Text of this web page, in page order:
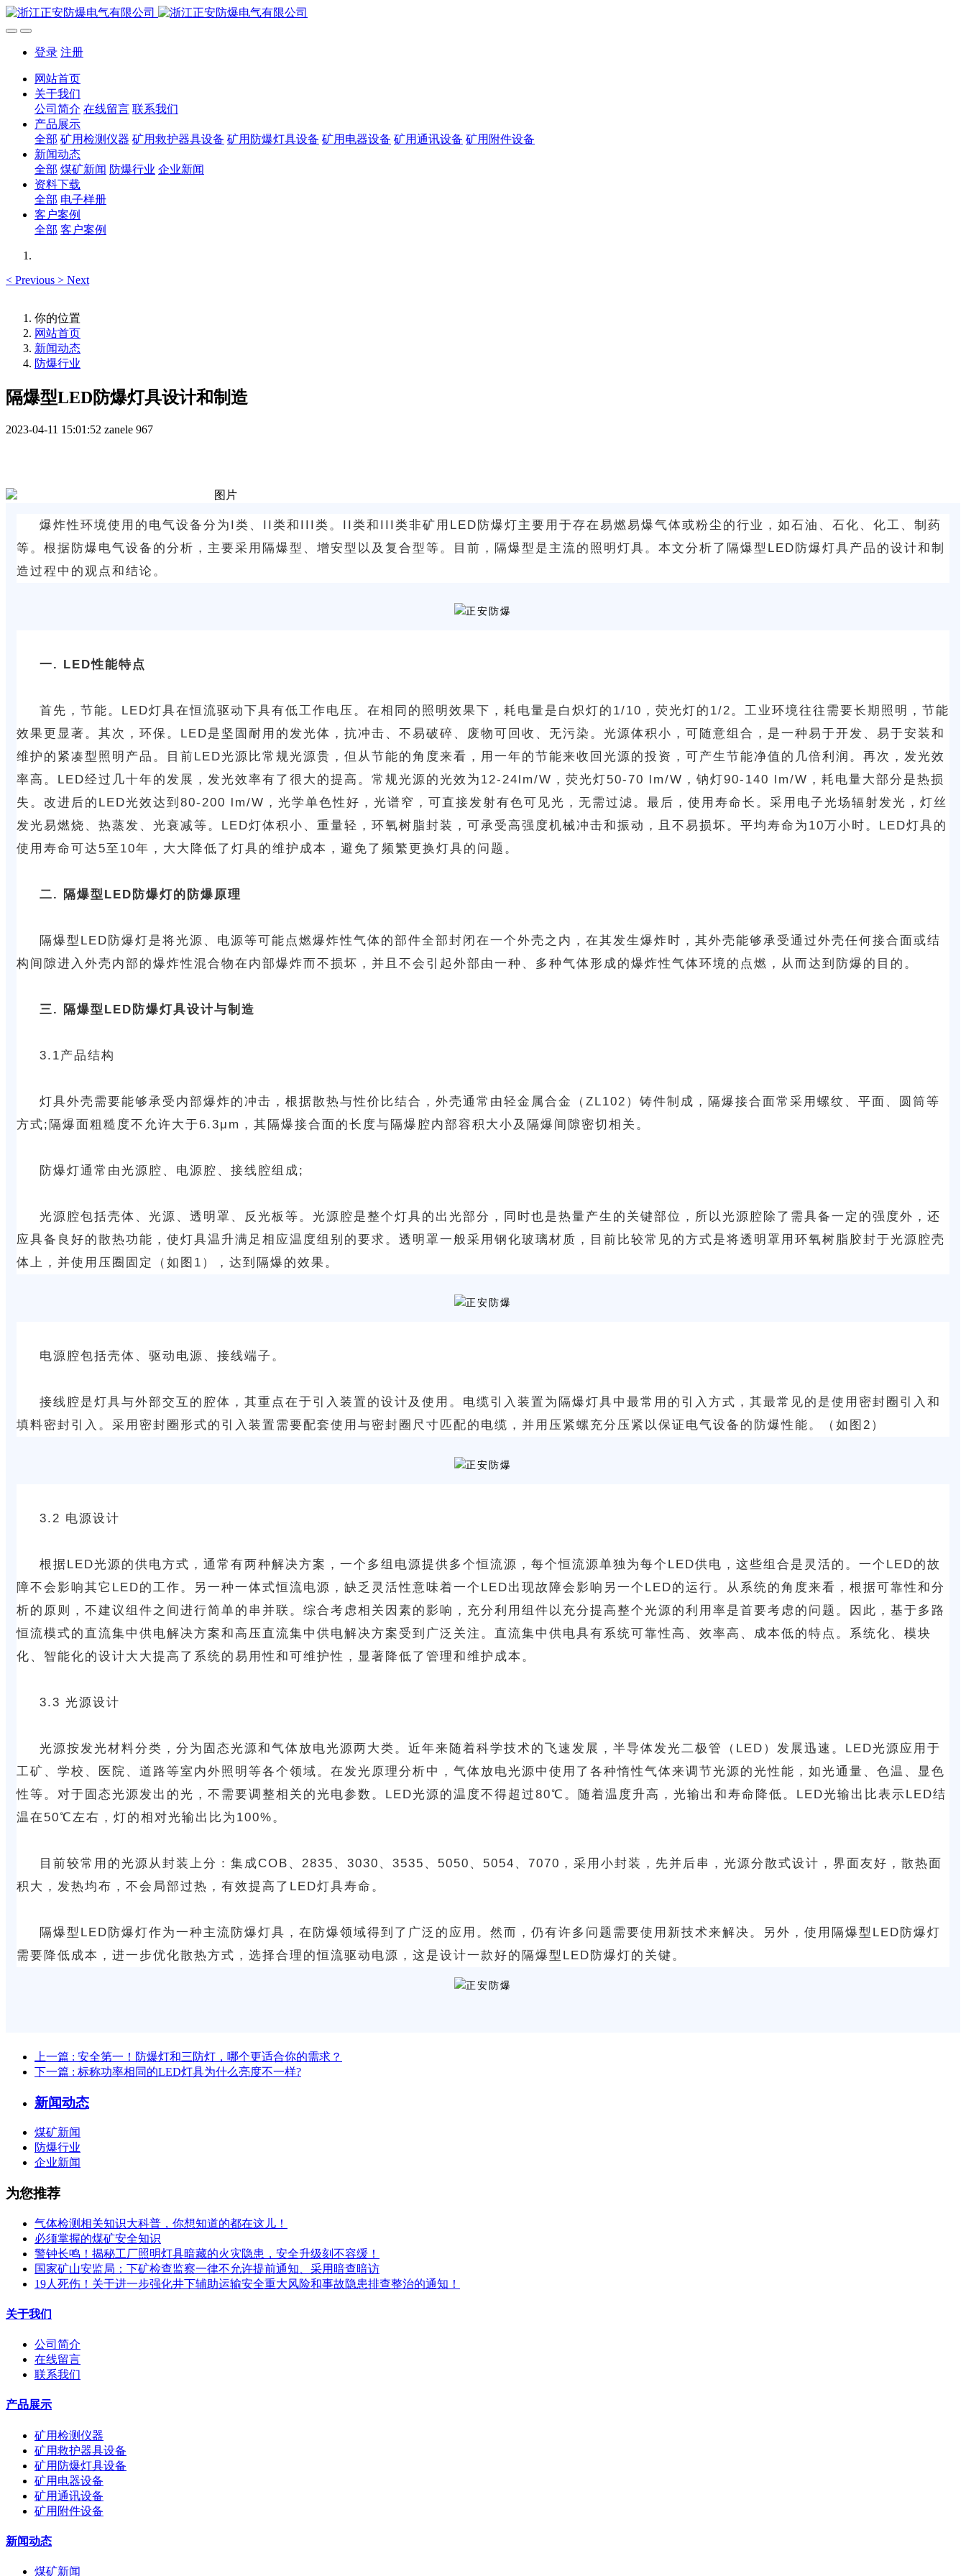
登录 注册
网站首页
关于我们
公司简介 在线留言 联系我们
产品展示
全部 矿用检测仪器 矿用救护器具设备 矿用防爆灯具设备 矿用电器设备 矿用通讯设备 矿用附件设备
新闻动态
全部 煤矿新闻 防爆行业 企业新闻
资料下载
全部 电子样册
客户案例
全部 客户案例
< Previous > Next
你的位置
网站首页
新闻动态
防爆行业
隔爆型LED防爆灯具设计和制造
2023-04-11 15:01:52 zanele 967
爆炸性环境使用的电气设备分为I类、II类和III类。II类和III类非矿用LED防爆灯主要用于存在易燃易爆气体或粉尘的行业，如石油、石化、化工、制药
等。根据防爆电气设备的分析，主要采用隔爆型、增安型以及复合型等。目前，隔爆型是主流的照明灯具。本文分析了隔爆型LED防爆灯具产品的设计和制
造过程中的观点和结论。
一. LED性能特点
首先，节能。LED灯具在恒流驱动下具有低工作电压。在相同的照明效果下，耗电量是白炽灯的1/10，荧光灯的1/2。工业环境往往需要长期照明，节能
效果更显著。其次，环保。LED是坚固耐用的发光体，抗冲击、不易破碎、废物可回收、无污染。光源体积小，可随意组合，是一种易于开发、易于安装和
维护的紧凑型照明产品。目前LED光源比常规光源贵，但从节能的角度来看，用一年的节能来收回光源的投资，可产生节能净值的几倍利润。再次，发光效
率高。LED经过几十年的发展，发光效率有了很大的提高。常规光源的光效为12-24lm/W，荧光灯50-70 lm/W，钠灯90-140 lm/W，耗电量大部分是热损
失。改进后的LED光效达到80-200 lm/W，光学单色性好，光谱窄，可直接发射有色可见光，无需过滤。最后，使用寿命长。采用电子光场辐射发光，灯丝
发光易燃烧、热蒸发、光衰减等。LED灯体积小、重量轻，环氧树脂封装，可承受高强度机械冲击和振动，且不易损坏。平均寿命为10万小时。LED灯具的
使用寿命可达5至10年，大大降低了灯具的维护成本，避免了频繁更换灯具的问题。
二. 隔爆型LED防爆灯的防爆原理
隔爆型LED防爆灯是将光源、电源等可能点燃爆炸性气体的部件全部封闭在一个外壳之内，在其发生爆炸时，其外壳能够承受通过外壳任何接合面或结
构间隙进入外壳内部的爆炸性混合物在内部爆炸而不损坏，并且不会引起外部由一种、多种气体形成的爆炸性气体环境的点燃，从而达到防爆的目的。
三. 隔爆型LED防爆灯具设计与制造
3.1产品结构
灯具外壳需要能够承受内部爆炸的冲击，根据散热与性价比结合，外壳通常由轻金属合金（ZL102）铸件制成，隔爆接合面常采用螺纹、平面、圆筒等
方式;隔爆面粗糙度不允许大于6.3μm，其隔爆接合面的长度与隔爆腔内部容积大小及隔爆间隙密切相关。
防爆灯通常由光源腔、电源腔、接线腔组成;
光源腔包括壳体、光源、透明罩、反光板等。光源腔是整个灯具的出光部分，同时也是热量产生的关键部位，所以光源腔除了需具备一定的强度外，还
应具备良好的散热功能，使灯具温升满足相应温度组别的要求。透明罩一般采用钢化玻璃材质，目前比较常见的方式是将透明罩用环氧树脂胶封于光源腔壳
体上，并使用压圈固定（如图1），达到隔爆的效果。
电源腔包括壳体、驱动电源、接线端子。
接线腔是灯具与外部交互的腔体，其重点在于引入装置的设计及使用。电缆引入装置为隔爆灯具中最常用的引入方式，其最常见的是使用密封圈引入和
填料密封引入。采用密封圈形式的引入装置需要配套使用与密封圈尺寸匹配的电缆，并用压紧螺充分压紧以保证电气设备的防爆性能。（如图2）
3.2 电源设计
根据LED光源的供电方式，通常有两种解决方案，一个多组电源提供多个恒流源，每个恒流源单独为每个LED供电，这些组合是灵活的。一个LED的故
障不会影响其它LED的工作。另一种一体式恒流电源，缺乏灵活性意味着一个LED出现故障会影响另一个LED的运行。从系统的角度来看，根据可靠性和分
析的原则，不建议组件之间进行简单的串并联。综合考虑相关因素的影响，充分利用组件以充分提高整个光源的利用率是首要考虑的问题。因此，基于多路
恒流模式的直流集中供电解决方案和高压直流集中供电解决方案受到广泛关注。直流集中供电具有系统可靠性高、效率高、成本低的特点。系统化、模块
化、智能化的设计大大提高了系统的易用性和可维护性，显著降低了管理和维护成本。
3.3 光源设计
光源按发光材料分类，分为固态光源和气体放电光源两大类。近年来随着科学技术的飞速发展，半导体发光二极管（LED）发展迅速。LED光源应用于
工矿、学校、医院、道路等室内外照明等各个领域。在发光原理分析中，气体放电光源中使用了各种惰性气体来调节光源的光性能，如光通量、色温、显色
性等。对于固态光源发出的光，不需要调整相关的光电参数。LED光源的温度不得超过80℃。随着温度升高，光输出和寿命降低。LED光输出比表示LED结
温在50℃左右，灯的相对光输出比为100%。
目前较常用的光源从封装上分：集成COB、2835、3030、3535、5050、5054、7070，采用小封装，先并后串，光源分散式设计，界面友好，散热面
积大，发热均布，不会局部过热，有效提高了LED灯具寿命。
隔爆型LED防爆灯作为一种主流防爆灯具，在防爆领域得到了广泛的应用。然而，仍有许多问题需要使用新技术来解决。另外，使用隔爆型LED防爆灯
需要降低成本，进一步优化散热方式，选择合理的恒流驱动电源，这是设计一款好的隔爆型LED防爆灯的关键。
上一篇 : 安全第一！防爆灯和三防灯，哪个更适合你的需求？
下一篇 : 标称功率相同的LED灯具为什么亮度不一样?
新闻动态
煤矿新闻
防爆行业
企业新闻
为您推荐
气体检测相关知识大科普，你想知道的都在这儿！
必须掌握的煤矿安全知识
警钟长鸣！揭秘工厂照明灯具暗藏的火灾隐患，安全升级刻不容缓！
国家矿山安监局：下矿检查监察一律不允许提前通知、采用暗查暗访
19人死伤！关于进一步强化井下辅助运输安全重大风险和事故隐患排查整治的通知！
关于我们
公司简介
在线留言
联系我们
产品展示
矿用检测仪器
矿用救护器具设备
矿用防爆灯具设备
矿用电器设备
矿用通讯设备
矿用附件设备
新闻动态
煤矿新闻